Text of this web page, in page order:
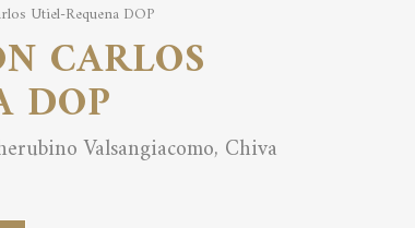
Utiel-Requena DOP
CARLOS
DOP
Valsangiacomo, Chiva